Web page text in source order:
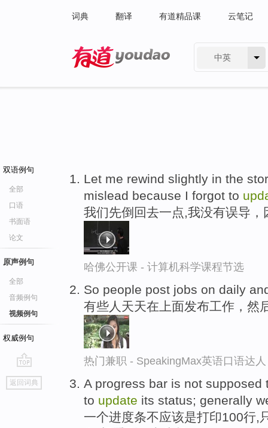
词典 翻译 有道精品课 云笔记
中英
双语例句
全部
口语
书面语
论文
原声例句
全部
音频例句
视频例句
权威例句
go
top
返回词典
Let me rewind slightly in the
mislead because I forgot to
我们先倒回去一点,我没有误导
哈佛公开课 - 计算机科学课程节选
So people post jobs on daily
有些人天天在上面发布工作，然
热门兼职 - SpeakingMax英语口语达人
A progress bar is not
to update its status; generally
一个进度条不应该是打印100行,